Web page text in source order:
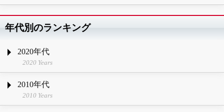
年代別のランキング
2020年代
2020 Years
2010年代
2010 Years